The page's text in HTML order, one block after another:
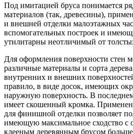
Под имитацией бруса понимается
материалов (так, древесины),
и внешней отделки малоэтажных
вспомогательных построек и
утилитарны неотличимый от
Для оформления поверхности стен
различные материалы и сорта
внутренних и внешних
правило, в виде досок, имеющих
наружную поверхность. В
имеет скошенный кромка.
для финишной отделки позволяет
имеющую максимальное сходство с
клееным деревянным брусом